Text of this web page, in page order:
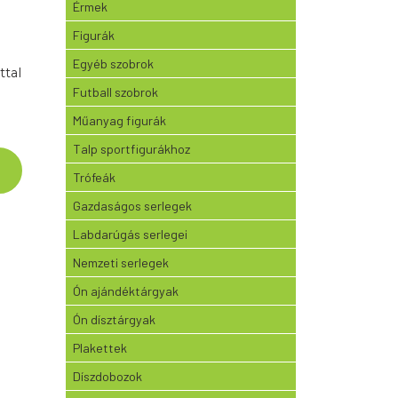
Érmek
Figurák
Egyéb szobrok
Futball szobrok
Műanyag figurák
Talp sportfigurákhoz
Trófeák
Gazdaságos serlegek
Labdarúgás serlegei
Nemzeti serlegek
Ón ajándéktárgyak
Ón dísztárgyak
Plakettek
Díszdobozok